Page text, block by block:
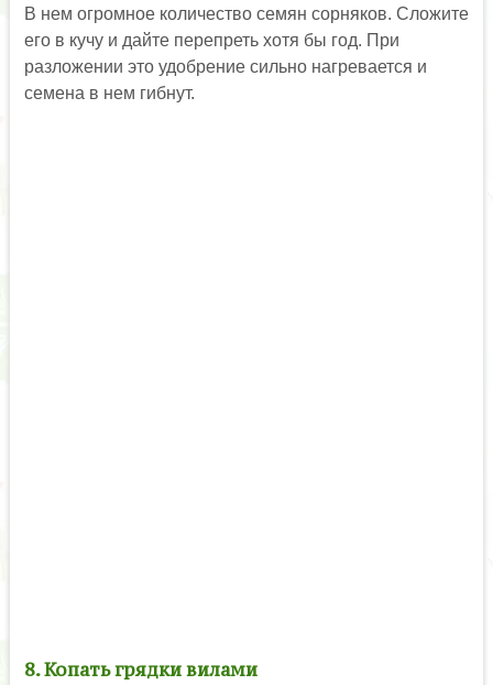
В нем огромное количество семян сорняков. Сложите
его в кучу и дайте перепреть хотя бы год. При
разложении это удобрение сильно нагревается и
семена в нем гибнут.
8. Копать грядки вилами